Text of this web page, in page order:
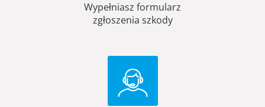
Wypełniasz formularz
zgłoszenia szkody